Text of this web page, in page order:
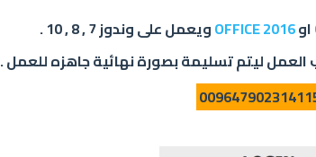
اوOFFICE 2016ويعمل على وندوز 7 , 8 , 10 .
ليتم تسليمة بصورة نهائية جاهزه للعمل .